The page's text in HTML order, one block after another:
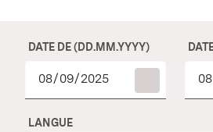
DATE DE (DD.MM.YYYY)
LANGUE